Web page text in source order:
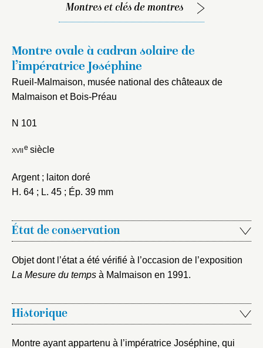
Montres et clés de montres
Montre ovale à cadran solaire de
l’impératrice Joséphine
Rueil-Malmaison, musée national des châteaux de
Malmaison et Bois-Préau
N 101
xviie siècle
Argent ; laiton doré
H. 64 ; L. 45 ; Ép. 39 mm
État de conservation
Objet dont l’état a été vérifié à l’occasion de l’exposition
La Mesure du temps à Malmaison en 1991.
Historique
Montre ayant appartenu à l’impératrice Joséphine, qui
Choix du dossier où ajouter la
notice
Nom du dossier
Fermer
Connexion
Courriel